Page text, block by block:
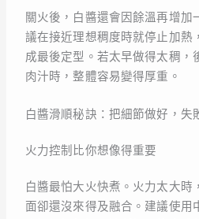
關火後，白醬還會因餘溫再增加
議在接近理想稠度時就停止加熱
成最後定型。若太早做得太稠，
肉汁時，整體容易變得厚重。
白醬滑順秘訣：把細節做好，失
火力控制比你想像得重要
白醬最怕大火快煮。火力太大時
面卻還沒來得及融合。建議使用